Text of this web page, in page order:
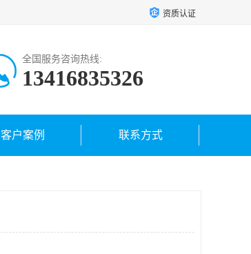
资质认证
全国服务咨询热线:
13416835326
客户案例 联系方式